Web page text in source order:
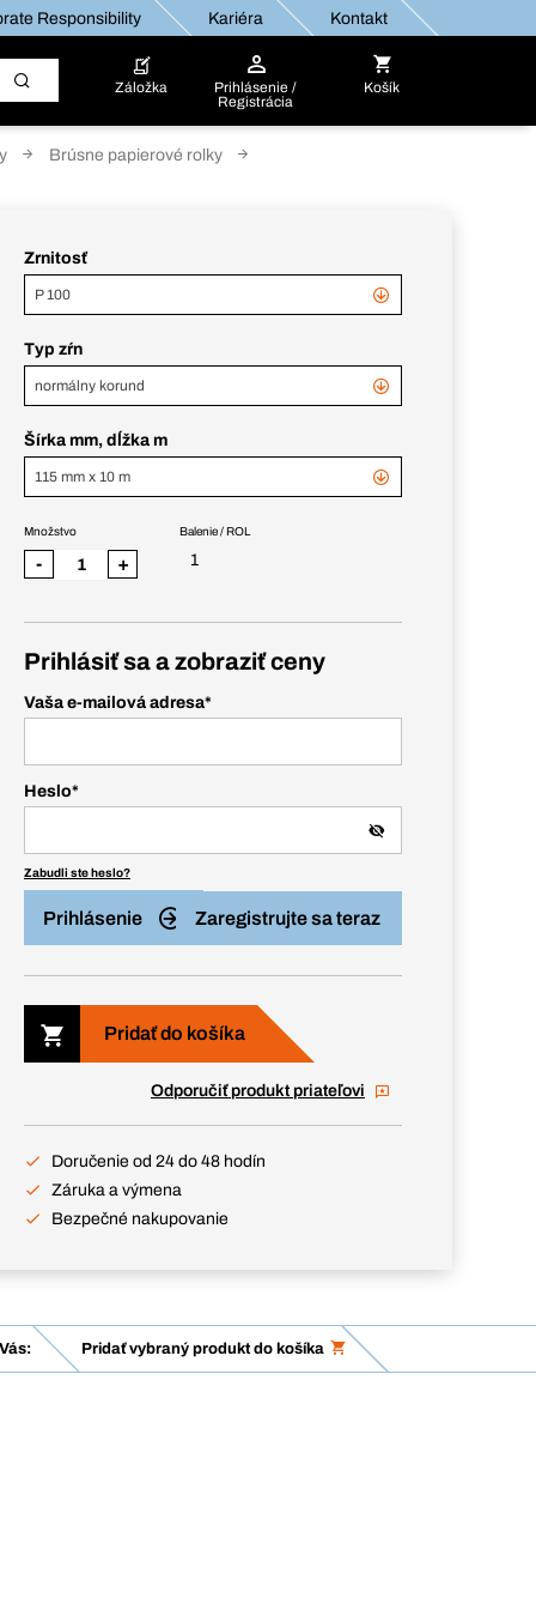
Responsibility Kariéra Kontakt
Záložka
Prihlásenie /
Registrácia
Košík
Brúsne papierové rolky
Zrnitosť
P 100
Typ zŕn
normálny korund
Šírka mm, dĺžka m
115 mm x 10 m
Balenie / ROL
1
Množstvo
- +
Prihlásiť sa a zobraziť ceny
Vaša e-mailová adresa*
Heslo*
Zabudli ste heslo?
Prihlásenie Zaregistrujte sa teraz
Pridať do košíka
Odporučiť produkt priateľovi
Doručenie od 24 do 48 hodín
Záruka a výmena
Bezpečné nakupovanie
Pridať vybraný produkt do košíka